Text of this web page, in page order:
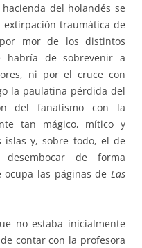
del holandés se
traumática de
mor de los distintos
habría de sobrevenir a
ni por el cruce con
la paulatina pérdida del
del fanatismo con la
tan mágico, mítico y
islas y, sobre todo, el de
de forma
las páginas de Las
no estaba inicialmente
contar con la profesora